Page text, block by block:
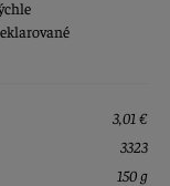
3,01 €
3323
150 g